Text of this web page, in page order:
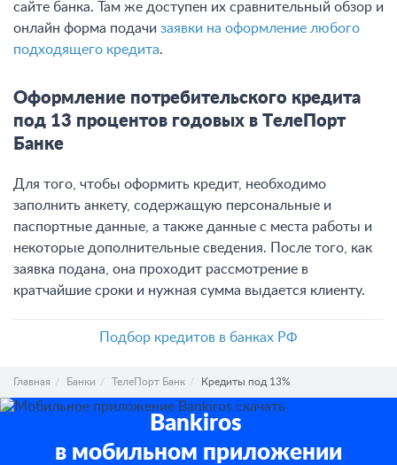
сайте банка. Там же доступен их сравнительный обзор и
онлайн форма подачи заявки на оформление любого
подходящего кредита.
Оформление потребительского кредита
под 13 процентов годовых в ТелеПорт
Банке
Для того, чтобы оформить кредит, необходимо
заполнить анкету, содержащую персональные и
паспортные данные, а также данные с места работы и
некоторые дополнительные сведения. После того, как
заявка подана, она проходит рассмотрение в
кратчайшие сроки и нужная сумма выдается клиенту.
Подбор кредитов в банках РФ
Главная Банки ТелеПорт Банк Кредиты под 13%
Bankiros
в мобильном приложении